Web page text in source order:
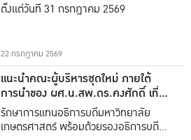
ตั้งแต่วันที่ 31 กรกฎาคม 2569
22 กรกฎาคม 2569
แนะนำคณะผู้บริหารชุดใหม่ ภายใต้
การนำของ ผศ.น.สพ.ดร.คงศักดิ์ เที่ยง
ธรรม
รักษาการแทนอธิการบดีมหาวิทยาลัย
เกษตรศาสตร์ พร้อมด้วยรองอธิการบดีทั้ง